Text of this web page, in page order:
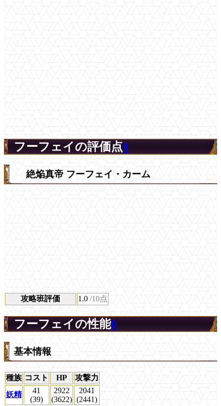
フーフェイの評価点0
絶焔真帝 フーフェイ・カーム
攻略班評価 1.0 /10点
フーフェイの性能0
基本情報
種族 コスト HP
攻撃力
妖精
41
(39)
2922
(3622)
2041
(2441)